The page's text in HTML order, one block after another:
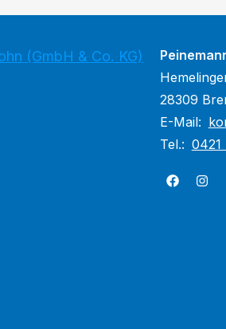
(GmbH & Co. KG)
28309
E-Mail:
Tel.: 0421